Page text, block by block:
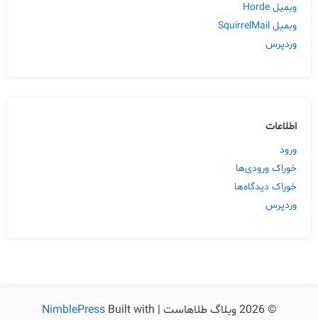
وبمیل Horde
وبمیل SquirrelMail
وردپرس
اطلاعات
ورود
خوراک ورودی‌ها
خوراک دیدگاه‌ها
وردپرس
© 2026 وبلاگ طلاهاست | Built with NimblePress